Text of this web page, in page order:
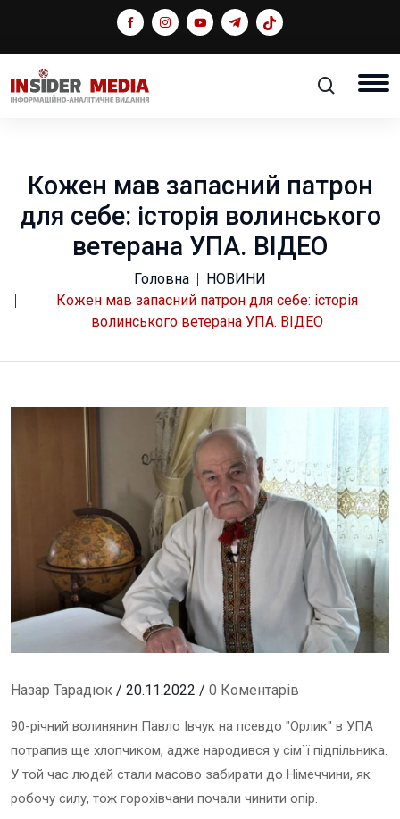
Кожен мав запасний патрон
для себе: історія волинського
ветерана УПА. ВІДЕО
Головна
НОВИНИ
Кожен мав запасний патрон для себе: історія
волинського ветерана УПА. ВІДЕО
Назар Тарадюк / 20.11.2022 / 0 Коментарів
90-річний волинянин Павло Івчук на псевдо "Орлик" в УПА
потрапив ще хлопчиком, адже народився у сім`ї підпільника.
У той час людей стали масово забирати до Німеччини, як
робочу силу, тож горохівчани почали чинити опір.